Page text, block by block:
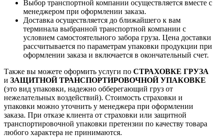
Выбор транспортной компании осуществляется вместе с
менеджером при оформлении заказа.
Доставка осуществляется до ближайшего к вам
терминала выбранной транспортной компании с
условием самостоятельного забора груза. Цена доставки
рассчитывается по параметрам упаковки продукции при
оформлении заказа и включается в окончательный счет.
Также вы можете оформить услуги по СТРАХОВКЕ ГРУЗА
и ЗАЩИТНОЙ ТРАНСПОРТИРОВОЧНОЙ УПАКОВКЕ
(это вид упаковки, надежно обберегающий груз от
нежелательных воздействий). Стоимость страховки и
упаковки можно уточнить у менеджера при оформлении
заказа. При отказе клиента от страховки или защитной
транспортировочной упаковки претензии по качеству товара
любого характера не принимаются.